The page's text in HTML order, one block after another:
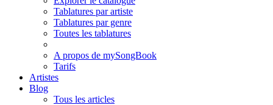
Tablatures par artiste
Tablatures par genre
Toutes les tablatures
A propos de mySongBook
Tarifs
Artistes
Blog
Tous les articles